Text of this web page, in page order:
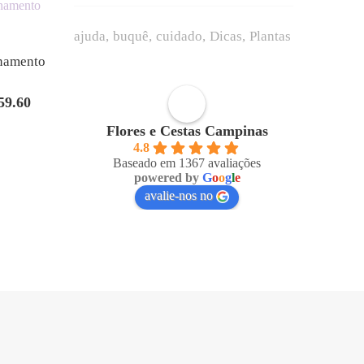
O
ajuda buquê cuidado Dicas Plantas
Flores e Cestas Campinas
4.8
Baseado em 1367 avaliações
powered by Google
avalie-nos no